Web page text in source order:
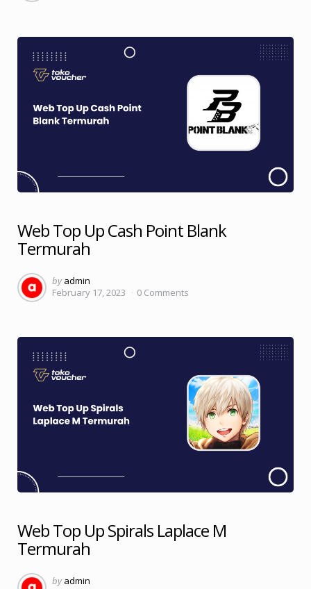
Web Top Up Cash Point Blank
Termurah
Posted
by
by admin
February 17, 2023
0 Comments
Web Top Up Spirals Laplace M
Termurah
Posted
by admin